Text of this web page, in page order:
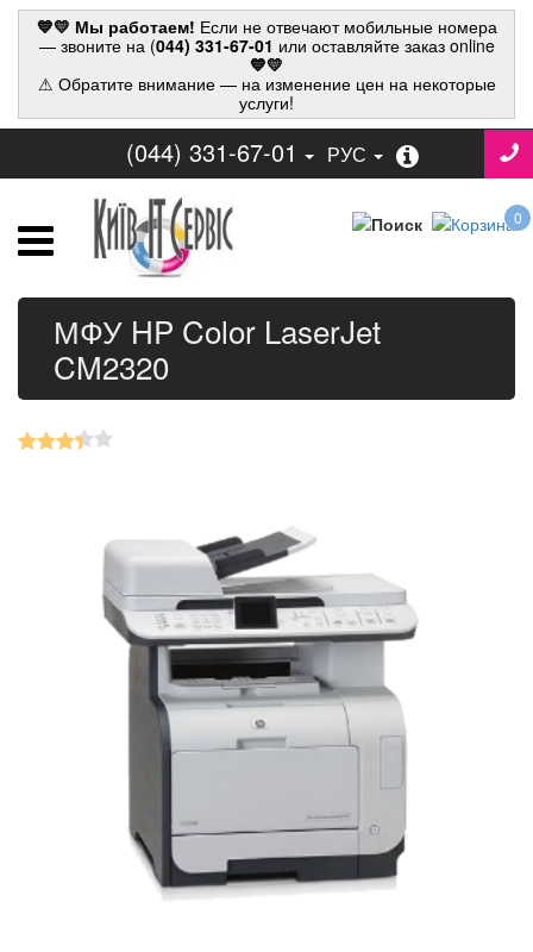
💙💛 Мы работаем! Если не отвечают мобильные номера
— звоните на (044) 331-67-01 или оставляйте заказ online
💙💛
⚠ Обратите внимание — на изменение цен на некоторые
услуги!
(044) 331-67-01 РУС
0
МФУ HP Color LaserJet
CM2320